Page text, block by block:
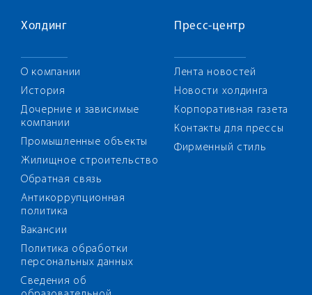
Холдинг
О компании
История
Дочерние и зависимые
компании
Промышленные объекты
Жилищное строительство
Обратная связь
Антикоррупционная
политика
Вакансии
Политика обработки
персональных данных
Сведения об
Пресс-центр
Лента новостей
Новости холдинга
Корпоративная газета
Контакты для прессы
Фирменный стиль